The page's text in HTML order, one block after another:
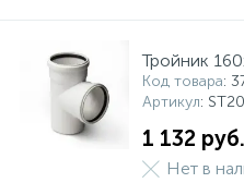
Тройник
Код товара:
Артикул:
1 132 руб.
Нет в